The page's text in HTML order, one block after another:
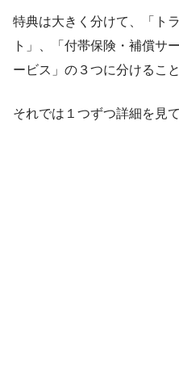
特典は大きく分けて、「ト
ト」、「付帯保険・補償サ
ービス」の３つに分けるこ
それでは１つずつ詳細を見